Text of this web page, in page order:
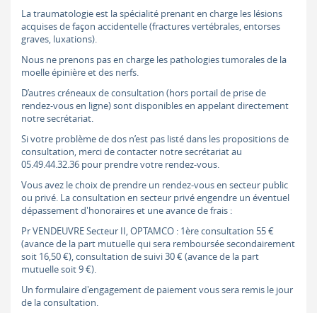
La traumatologie est la spécialité prenant en charge les lésions
acquises de façon accidentelle (fractures vertébrales, entorses
graves, luxations).
Nous ne prenons pas en charge les pathologies tumorales de la
moelle épinière et des nerfs.
D’autres créneaux de consultation (hors portail de prise de
rendez-vous en ligne) sont disponibles en appelant directement
notre secrétariat.
Si votre problème de dos n’est pas listé dans les propositions de
consultation, merci de contacter notre secrétariat au
05.49.44.32.36 pour prendre votre rendez-vous.
Vous avez le choix de prendre un rendez-vous en secteur public
ou privé. La consultation en secteur privé engendre un éventuel
dépassement d'honoraires et une avance de frais :
Pr VENDEUVRE Secteur II, OPTAMCO : 1ère consultation 55 €
(avance de la part mutuelle qui sera remboursée secondairement
soit 16,50 €), consultation de suivi 30 € (avance de la part
mutuelle soit 9 €).
Un formulaire d'engagement de paiement vous sera remis le jour
de la consultation.